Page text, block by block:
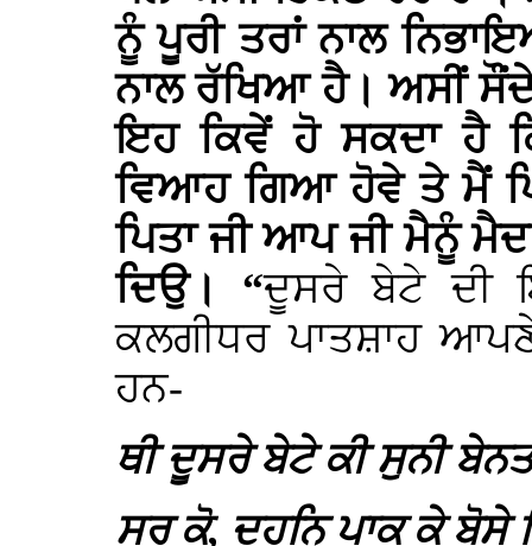
ਨੂੰ ਪੂਰੀ ਤਰਾਂ ਨਾਲ
ਨਾਲ ਰੱਖਿਆ ਹੈ। ਅਸੀਂ
ਇਹ ਕਿਵੇਂ ਹੋ ਸਕਦਾ ਹੈ
ਵਿਆਹ ਗਿਆ ਹੋਵੇ ਤੇ ਮੈਂ
ਪਿਤਾ ਜੀ ਆਪ ਜੀ ਮੈਨੂੰ
ਦਿਉ। “ਦੂਸਰੇ ਬੇਟੇ ਦੀ
ਕਲਗੀਧਰ ਪਾਤਸ਼ਾਹ
ਹਨ-
ਥੀ ਦੂਸਰੇ ਬੇਟੇ ਕੀ ਸੁਨੀ
ਸਰ ਕੋ, ਦਹਨਿ ਪਾਕ ਕੇ ਬੋਸੇ